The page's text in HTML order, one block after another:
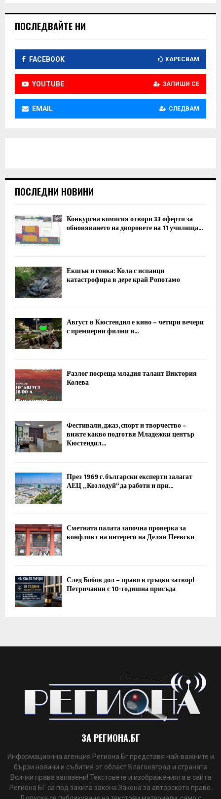
ПОСЛЕДВАЙТЕ НИ
FACEBOOK ХАРЕСВАМ
YOUTUBE ЗАПИШИ СЕ
EMAIL СЛЕДВАМ
ПОСЛЕДНИ НОВИНИ
Конкурсна комисия отвори 33 оферти за
обновяването на дворовете на 11 училища...
Екшън и гонка: Кола с испанци
катастрофира в дере край Ропотамо
Август в Кюстендил е кино – четири вечери
с премиерни филми и...
Разлог посреща младия талант Виктория
Колева
Фестивали, джаз, спорт и творчество –
вижте какво подготвя Младежки център
Кюстендил...
През 1969 г. български експерти залагат
АЕЦ „Козлодуй“ да работи и при...
Сметната палата започна проверка за
конфликт на интереси на Делян Пеевски
След Бобов дол – право в гръцки затвор!
Петричанин с 10-годишна присъда
ЗА РЕГИОНА.БГ
Информационна агенция Региона Бг представя най-важните и
бързи новини и събития от област Благоевград и страната
Всички права запазени! Текстовете и изображенията в сайта
Региона БГ са под закила закона Закона за авторското право.